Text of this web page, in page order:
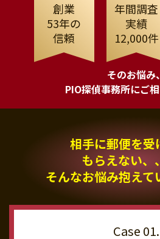
創業
53年の
信頼
年間調査
実績
12,000件
そのお悩み、
PIO探偵事務所にご
相手に郵便を受
もらえない、
そんなお悩み抱えて